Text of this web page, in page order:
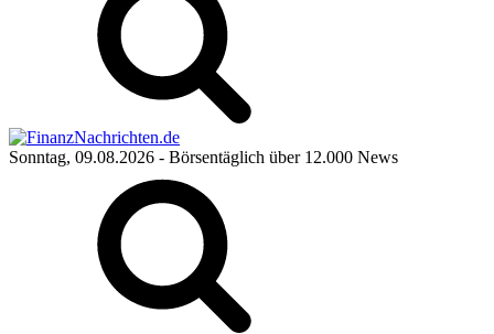
Sonntag, 09.08.2026 - Börsentäglich über 12.000 News